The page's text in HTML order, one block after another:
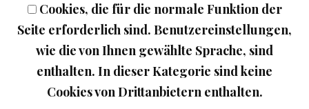
Umsatzsteuer:
Umsatzsteuer-Identifikationsnummer gemäß §27 a
Umsatzsteuergesetz:
DE 812672382
Cookies, die für die normale Funktion der
Seite erforderlich sind. Benutzereinstellungen,
wie die von Ihnen gewählte Sprache, sind
enthalten. In dieser Kategorie sind keine
Cookies von Drittanbietern enthalten.